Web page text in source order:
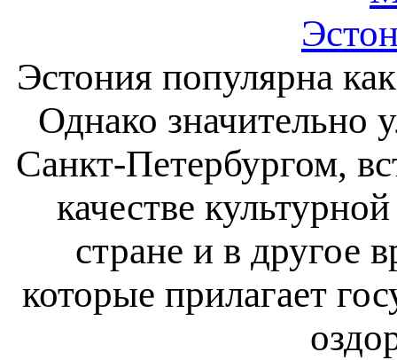
Эстония популярна
Однако значительно
Санкт-Петербургом,
качестве
стране и в другое
которые прилагает